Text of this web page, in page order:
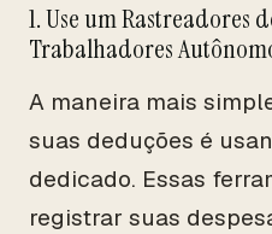
1. Use um Rastreadores
Trabalhadores
A maneira mais
suas deduções é
dedicado. Essas
registrar suas